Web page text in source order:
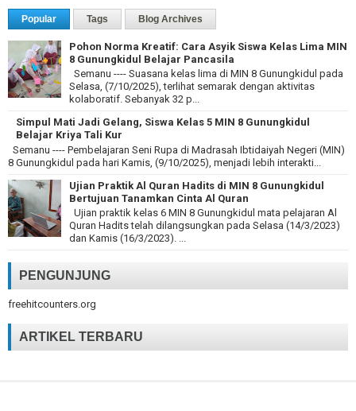
Popular Tags Blog Archives
Pohon Norma Kreatif: Cara Asyik Siswa Kelas Lima MIN
8 Gunungkidul Belajar Pancasila
Semanu ---- Suasana kelas lima di MIN 8 Gunungkidul pada
Selasa, (7/10/2025), terlihat semarak dengan aktivitas
kolaboratif. Sebanyak 32 p...
Simpul Mati Jadi Gelang, Siswa Kelas 5 MIN 8 Gunungkidul
Belajar Kriya Tali Kur
Semanu ---- Pembelajaran Seni Rupa di Madrasah Ibtidaiyah Negeri (MIN)
8 Gunungkidul pada hari Kamis, (9/10/2025), menjadi lebih interakti...
Ujian Praktik Al Quran Hadits di MIN 8 Gunungkidul
Bertujuan Tanamkan Cinta Al Quran
Ujian praktik kelas 6 MIN 8 Gunungkidul mata pelajaran Al
Quran Hadits telah dilangsungkan pada Selasa (14/3/2023)
dan Kamis (16/3/2023). ...
PENGUNJUNG
freehitcounters.org
ARTIKEL TERBARU